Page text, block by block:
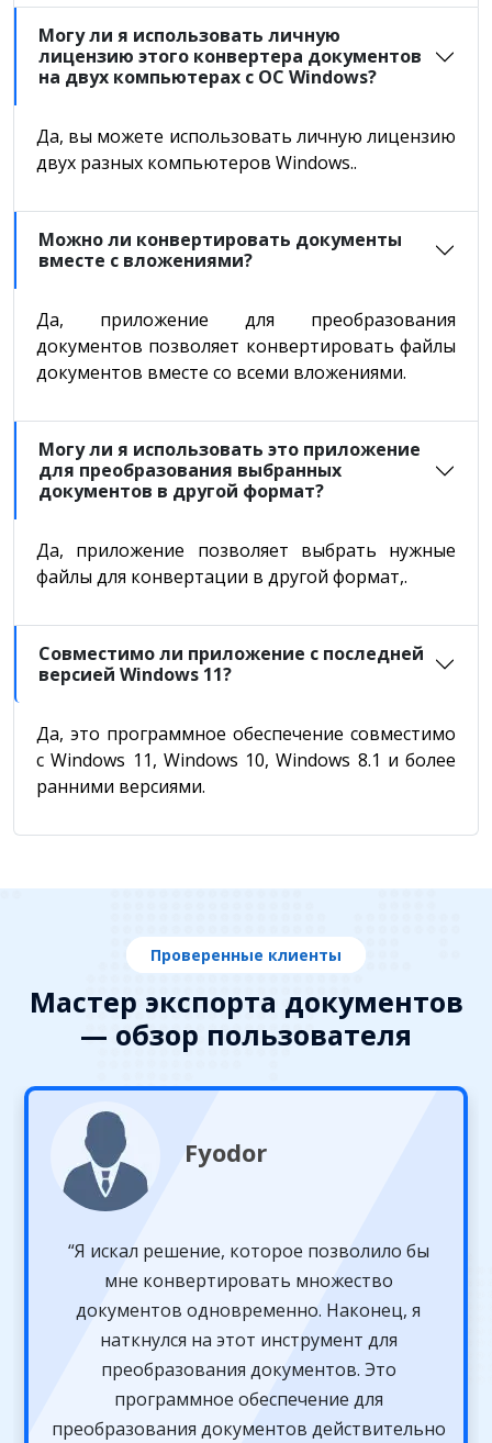
Могу ли я использовать личную
лицензию этого конвертера документов
на двух компьютерах с ОС Windows?
Да, вы можете использовать личную лицензию
двух разных компьютеров Windows..
Можно ли конвертировать документы
вместе с вложениями?
Да, приложение для преобразования
документов позволяет конвертировать файлы
документов вместе со всеми вложениями.
Могу ли я использовать это приложение
для преобразования выбранных
документов в другой формат?
Да, приложение позволяет выбрать нужные
файлы для конвертации в другой формат,.
Совместимо ли приложение с последней
версией Windows 11?
Да, это программное обеспечение совместимо
с Windows 11, Windows 10, Windows 8.1 и более
ранними версиями.
Проверенные клиенты
Мастер экспорта документов
— обзор пользователя
Fyodor
“Я искал решение, которое позволило бы
мне конвертировать множество
документов одновременно. Наконец, я
наткнулся на этот инструмент для
преобразования документов. Это
программное обеспечение для
преобразования документов действительно